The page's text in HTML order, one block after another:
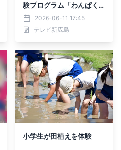
験プログラム「わんぱく職
場体験」の参加小学生を募
集
2026-06-11 17:45
テレビ新広島
小学生が田植えを体験